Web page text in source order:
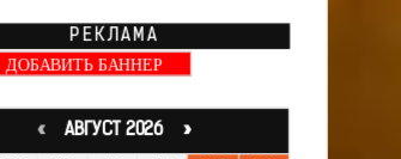
РЕКЛАМА
ДОБАВИТЬ БАННЕР
«АВГУСТ 2026 »